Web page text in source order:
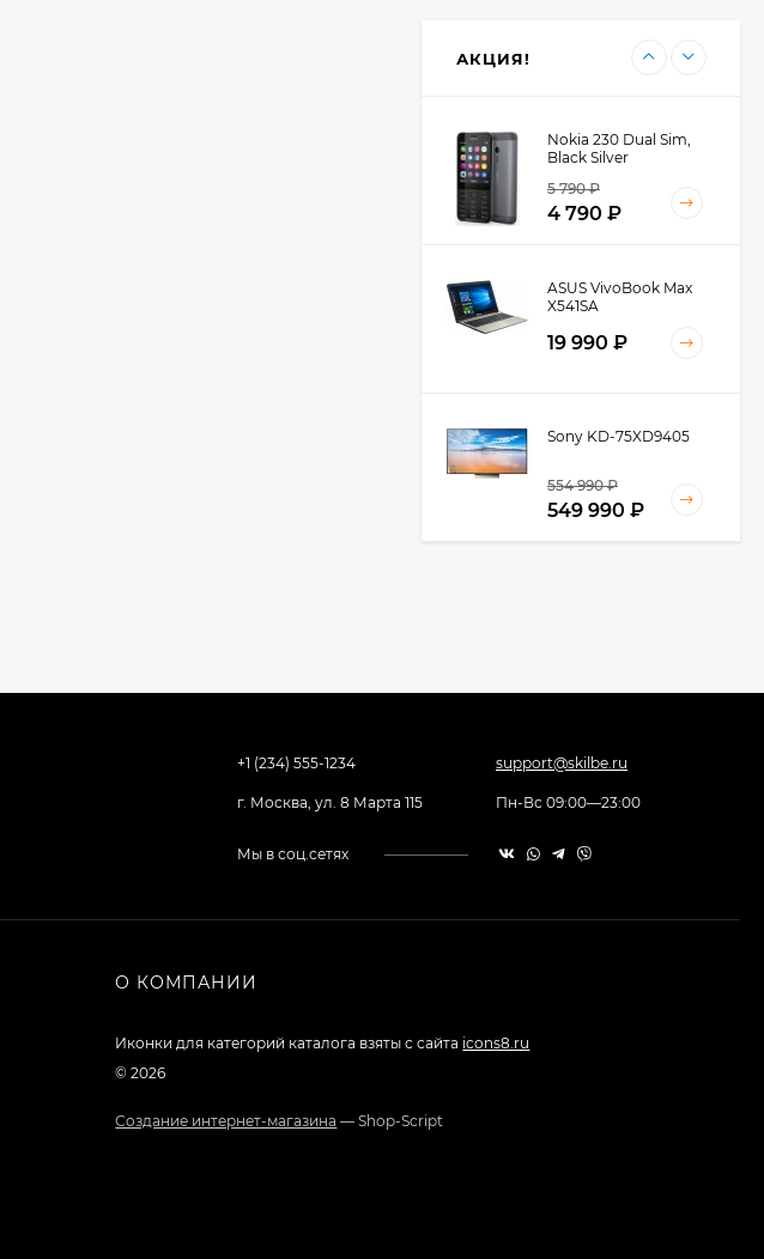
АКЦИЯ!
Nokia 230 Dual Sim,
Black Silver
5 790 ₽
4 790 ₽
ASUS VivoBook Max
X541SA
19 990 ₽
Sony KD-75XD9405
554 990 ₽
549 990 ₽
gold
+1 (234) 555-1234
г. Москва, ул. 8 Марта 115
support@skilbe.ru
Пн-Вс 09:00—23:00
Мы в соц.сетях
О КОМПАНИИ
Иконки для категорий каталога взяты с сайта icons8.ru
© 2026
Создание интернет-магазина — Shop-Script